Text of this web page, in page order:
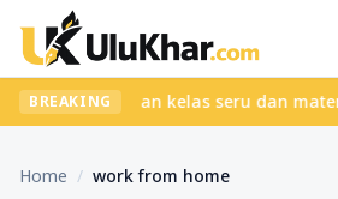
BREAKING
Temukan kelas seru dan materi
Home / work from home